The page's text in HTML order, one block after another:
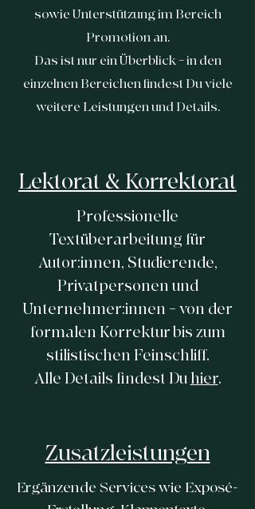
sowie Unterstützung im Bereich
Promotion an.
Das ist nur ein Überblick – in den
einzelnen Bereichen findest Du viele
weitere Leistungen und Details.
Lektorat & Korrektorat
Professionelle
Textüberarbeitung für
Autor:innen, Studierende,
Privatpersonen und
Unternehmer:innen – von der
formalen Korrektur bis zum
stilistischen Feinschliff.
Alle Details findest Du hier.
Zusatzleistungen
Ergänzende Services wie Exposé-